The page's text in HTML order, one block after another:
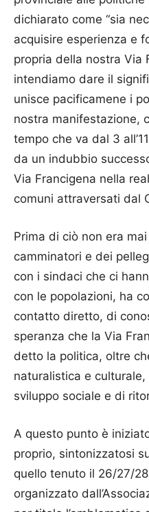
dichiarato come “sia
acquisire esperienza e
propria della nostra Via
intendiamo dare il
unisce pacificamene i
nostra manifestazione,
tempo che va dal 3
da un indubbio
Via Francigena nella
comuni attraversati dal
Prima di ciò non era
camminatori e dei
con i sindaci che ci
con le popolazioni, ha
contatto diretto, di
speranza che la Via
detto la politica, oltre
naturalistica e
sviluppo sociale e di
A questo punto è
proprio, sintonizzatosi
quello tenuto il 26/27/
organizzato